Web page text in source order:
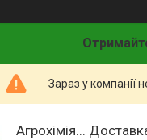
Зараз у компанії
Агрохімія...